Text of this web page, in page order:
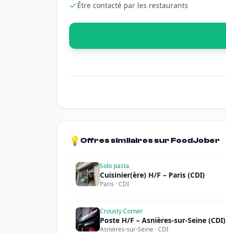
Être contacté par les restaurants
💡 Offres similaires sur FoodJober
Solo pasta
Cuisinier(ère) H/F – Paris (CDI)
Paris · CDI
Crousty Corner
Poste H/F – Asnières-sur-Seine (CDI)
Asnières-sur-Seine · CDI